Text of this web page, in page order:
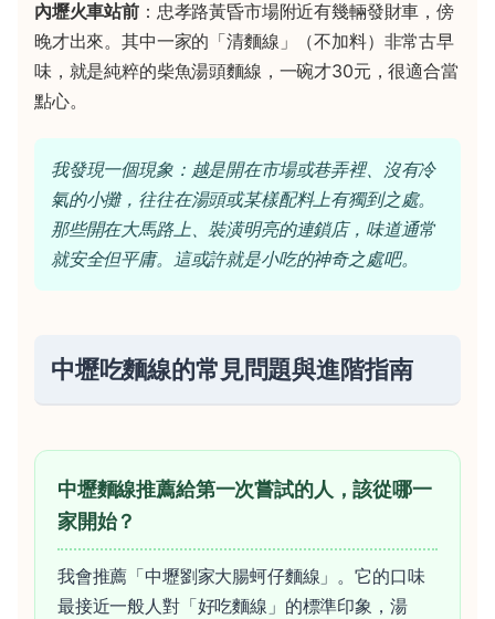
內壢火車站前：忠孝路黃昏市場附近有幾輛發財車，傍
晚才出來。其中一家的「清麵線」（不加料）非常古早
味，就是純粹的柴魚湯頭麵線，一碗才30元，很適合當
點心。
我發現一個現象：越是開在市場或巷弄裡、沒有冷
氣的小攤，往往在湯頭或某樣配料上有獨到之處。
那些開在大馬路上、裝潢明亮的連鎖店，味道通常
就安全但平庸。這或許就是小吃的神奇之處吧。
中壢吃麵線的常見問題與進階指南
中壢麵線推薦給第一次嘗試的人，該從哪一
家開始？
我會推薦「中壢劉家大腸蚵仔麵線」。它的口味
最接近一般人對「好吃麵線」的標準印象，湯